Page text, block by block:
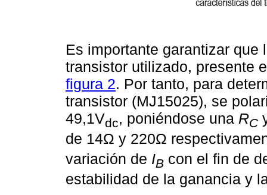
Es importante garantizar
transistor utilizado, presente
figura 2. Por tanto, para
transistor (MJ15025), se
49,1Vdc, poniéndose una RC
de 14Ω y 220Ω
variación de IB con el fin de
estabilidad de la ganancia y